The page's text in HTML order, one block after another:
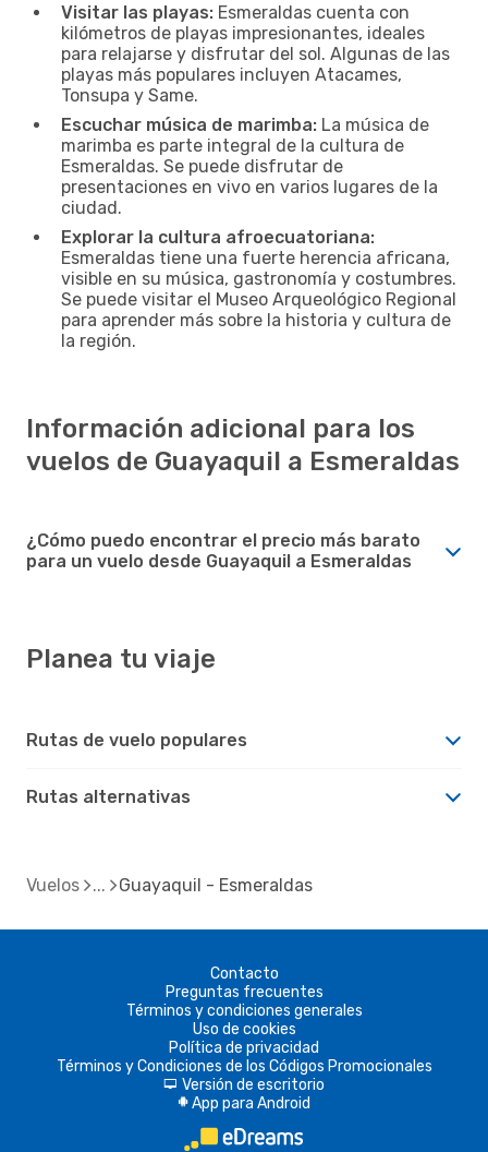
Visitar las playas: Esmeraldas cuenta con
kilómetros de playas impresionantes, ideales
para relajarse y disfrutar del sol. Algunas de las
playas más populares incluyen Atacames,
Tonsupa y Same.
Escuchar música de marimba: La música de
marimba es parte integral de la cultura de
Esmeraldas. Se puede disfrutar de
presentaciones en vivo en varios lugares de la
ciudad.
Explorar la cultura afroecuatoriana:
Esmeraldas tiene una fuerte herencia africana,
visible en su música, gastronomía y costumbres.
Se puede visitar el Museo Arqueológico Regional
para aprender más sobre la historia y cultura de
la región.
Información adicional para los
vuelos de Guayaquil a Esmeraldas
¿Cómo puedo encontrar el precio más barato
para un vuelo desde Guayaquil a Esmeraldas
Planea tu viaje
Rutas de vuelo populares
Rutas alternativas
Vuelos Guayaquil - Esmeraldas
Contacto
Preguntas frecuentes
Términos y condiciones generales
Uso de cookies
Política de privacidad
Términos y Condiciones de los Códigos Promocionales
d Versión de escritorio
A App para Android